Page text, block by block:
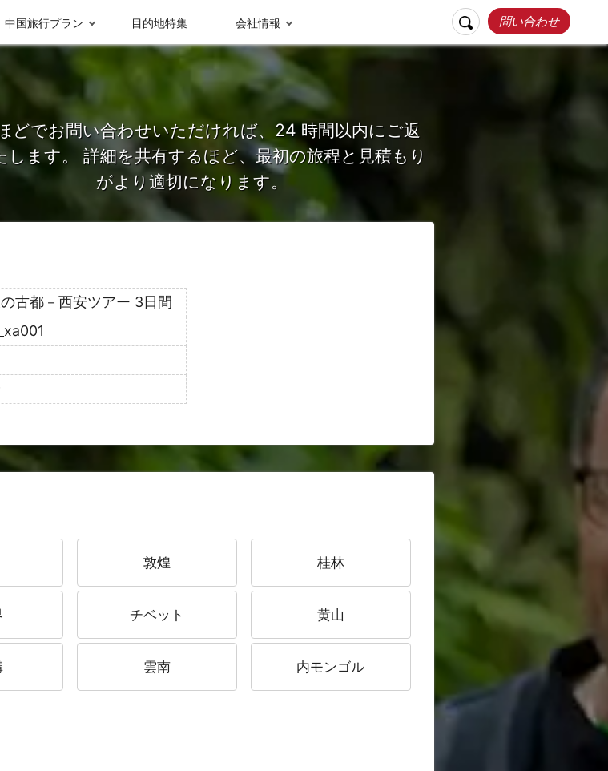
中国旅行プラン 目的地特集 会社情報 問い合わせ
どでお問い合わせいただければ、24 時間以内にご返
します。 詳細を共有するほど、最初の旅程と見積もり
がより適切になります。
古都－西安ツアー 3日間
敦煌 桂林
チベット 黄山
雲南 内モンゴル